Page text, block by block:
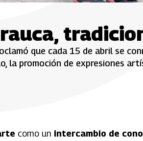
que cada 15 de abril se
la promoción de expresiones
como un intercambio de